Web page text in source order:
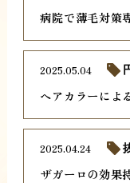
病院で薄毛対策
ヘアカラーによ
2025.05.04
ザガーロの効果
2025.04.24